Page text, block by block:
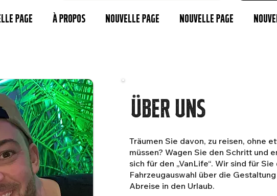
page À propos Nouvelle page Nouvelle page
ÜBER UNS
Träumen Sie davon, zu reisen, ohne
müssen? Wagen Sie den Schritt und
sich für den „VanLife“. Wir sind für
Fahrzeugauswahl über die
Abreise in den Urlaub.